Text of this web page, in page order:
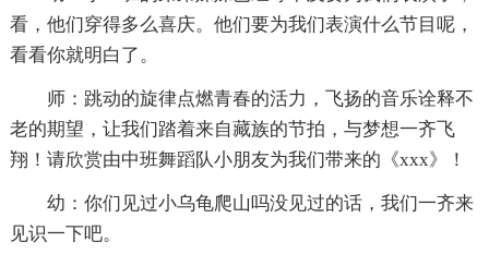
看，他们穿得多么喜庆。他们要为我们表演什么节目呢，
看看你就明白了。
师：跳动的旋律点燃青春的活力，飞扬的音乐诠释不
老的期望，让我们踏着来自藏族的节拍，与梦想一齐飞
翔！请欣赏由中班舞蹈队小朋友为我们带来的《xxx》！
幼：你们见过小乌龟爬山吗没见过的话，我们一齐来
见识一下吧。